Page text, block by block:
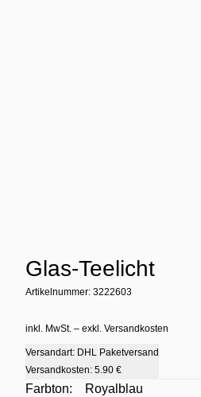
Glas-Teelicht
Artikelnummer: 3222603
inkl. MwSt. – exkl. Versandkosten
Versandart: DHL Paketversand
Versandkosten: 5.90 €
Farbton:
Royalblau